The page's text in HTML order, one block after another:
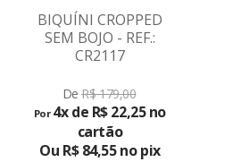
BIQUÍNI CROPPED
SEM BOJO - REF.:
CR2117
DeR$ 179,00
Por 4x de R$ 22,25 no
cartão
Ou R$ 84,55 no pix
VER
PRODUTO